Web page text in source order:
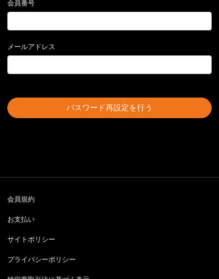
会員番号
メールアドレス
パスワード再設定を行う
会員規約
お支払い
サイトポリシー
プライバシーポリシー